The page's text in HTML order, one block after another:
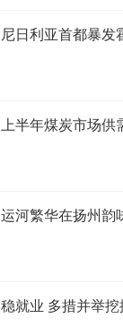
尼日利亚首都暴发
上半年煤炭市场供
运河繁华在扬州韵
稳就业 多措并举挖